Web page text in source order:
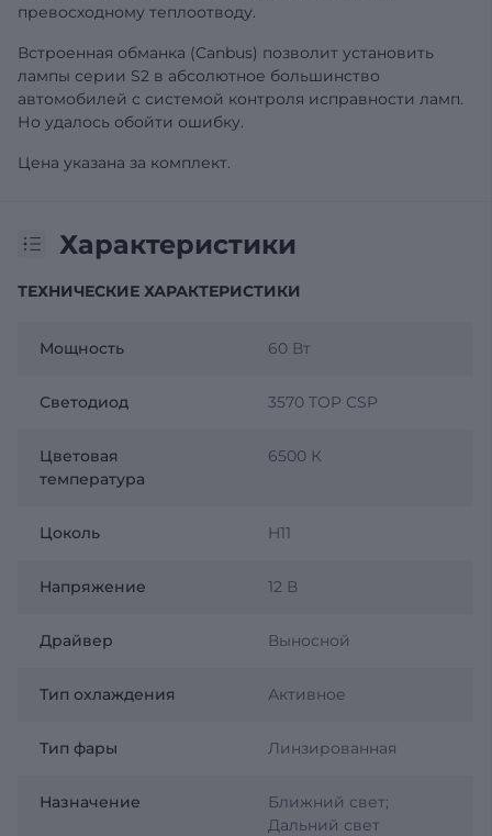
превосходному теплоотводу.
Встроенная обманка (Canbus) позволит установить
лампы серии S2 в абсолютное большинство
автомобилей с системой контроля исправности ламп.
Но удалось обойти ошибку.
Цена указана за комплект.
Характеристики
ТЕХНИЧЕСКИЕ ХАРАКТЕРИСТИКИ
Мощность 60 Вт
Светодиод 3570 TOP CSP
Цветовая
температура
6500 К
Цоколь H11
Напряжение 12 В
Драйвер Выносной
Тип охлаждения Активное
Тип фары Линзированная
Назначение
Ближний свет;
Дальний свет